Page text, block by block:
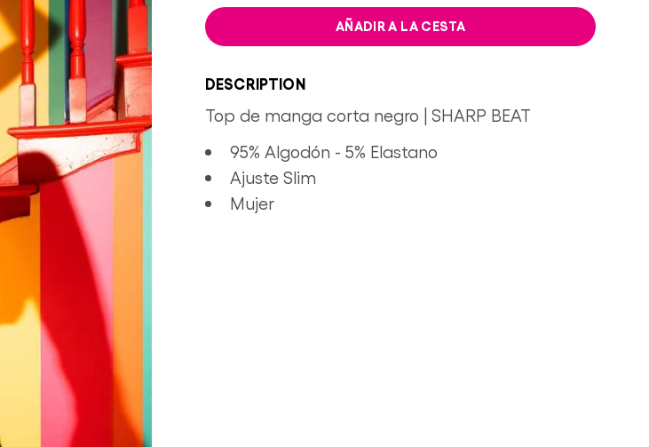
AÑADIR A LA CESTA
DESCRIPTION
Top de manga corta negro | SHARP BEAT
95% Algodón - 5% Elastano
Ajuste Slim
Mujer